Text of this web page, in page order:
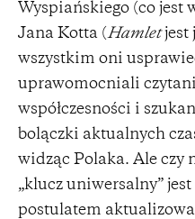
Wyspiańskiego (co jest
Jana Kotta (Hamletjest
wszystkim oni
uprawomocniali
współczesności i
bolączki aktualnych
widząc Polaka. Ale czy
„klucz uniwersalny”
postulatem